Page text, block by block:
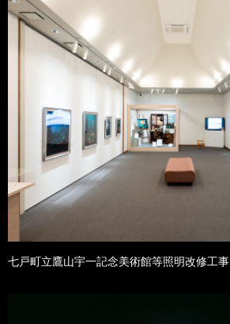
七戸町立鷹山宇一記念美術館等照明改修工事